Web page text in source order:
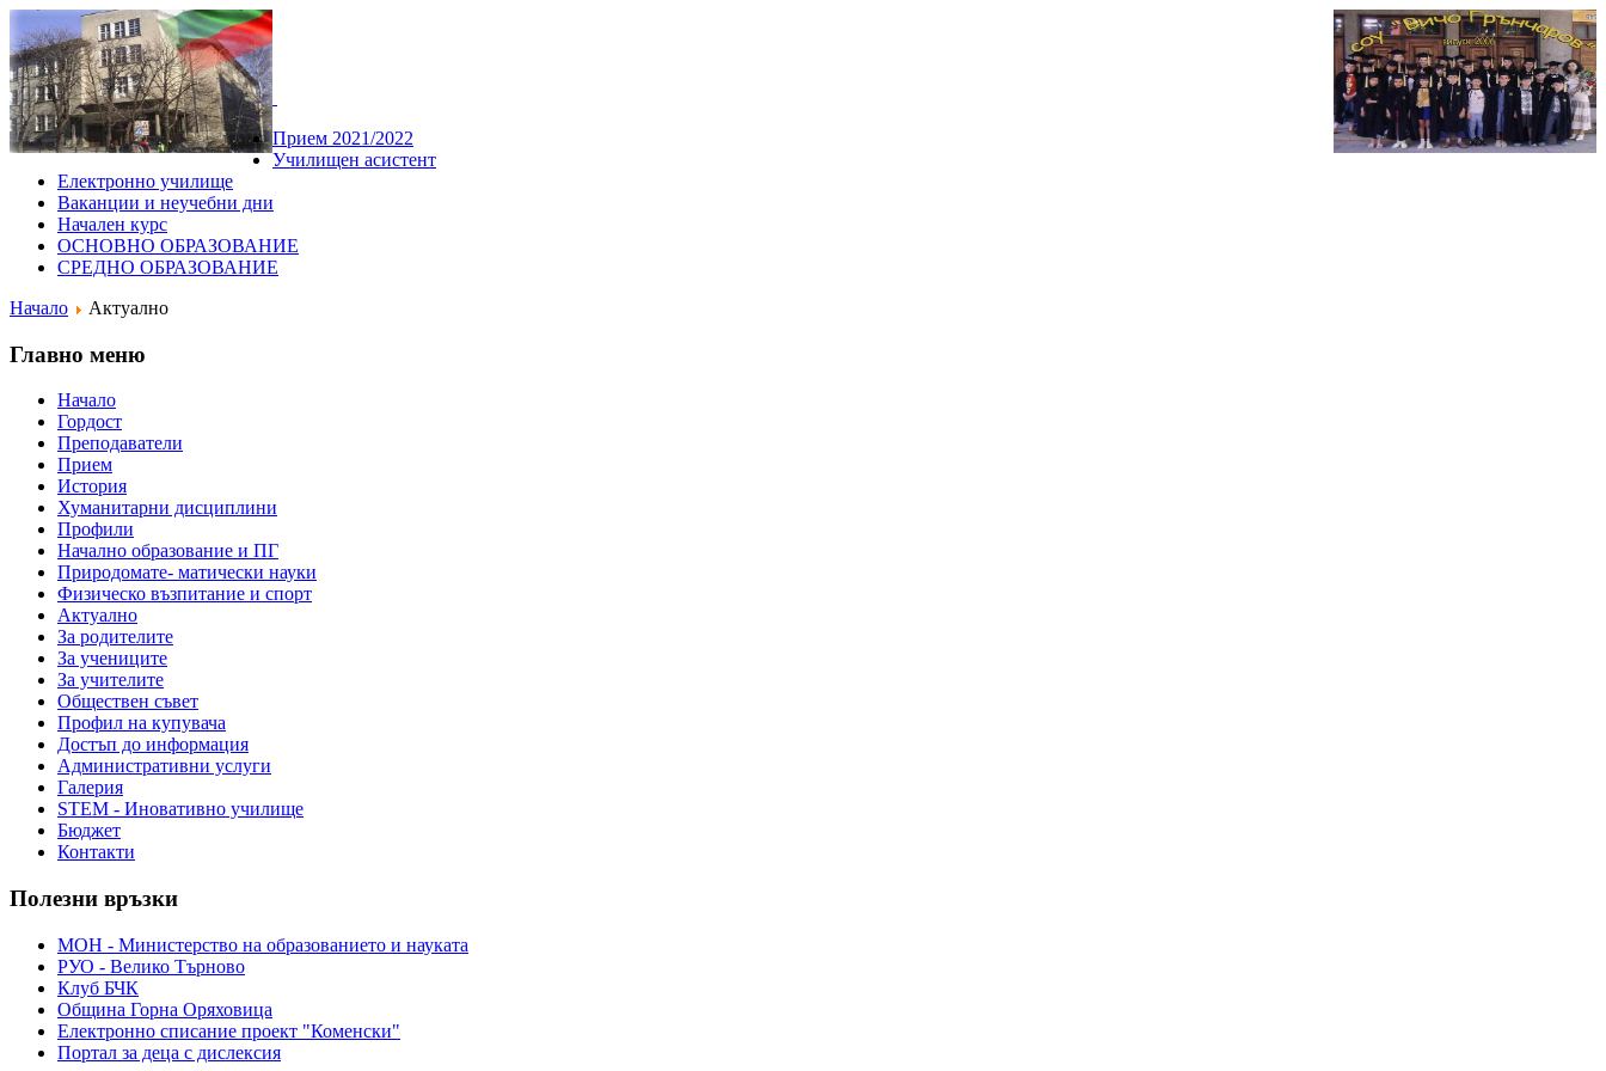
Прием 2021/2022
Училищен асистент
Електронно училище
Ваканции и неучебни дни
Начален курс
ОСНОВНО ОБРАЗОВАНИЕ
СРЕДНО ОБРАЗОВАНИЕ
Начало
Актуално
Главно меню
Начало
Гордост
Преподаватели
Прием
История
Хуманитарни дисциплини
Профили
Начално образование и ПГ
Природомате- матически науки
Физическо възпитание и спорт
Актуално
За родителите
За учениците
За учителите
Обществен съвет
Профил на купувача
Достъп до информация
Административни услуги
Галерия
STEM - Иновативно училище
Бюджет
Контакти
Полезни връзки
МОН - Министерство на образованието и науката
РУО - Велико Търново
Клуб БЧК
Община Горна Оряховица
Електронно списание проект "Коменски"
Портал за деца с дислексия